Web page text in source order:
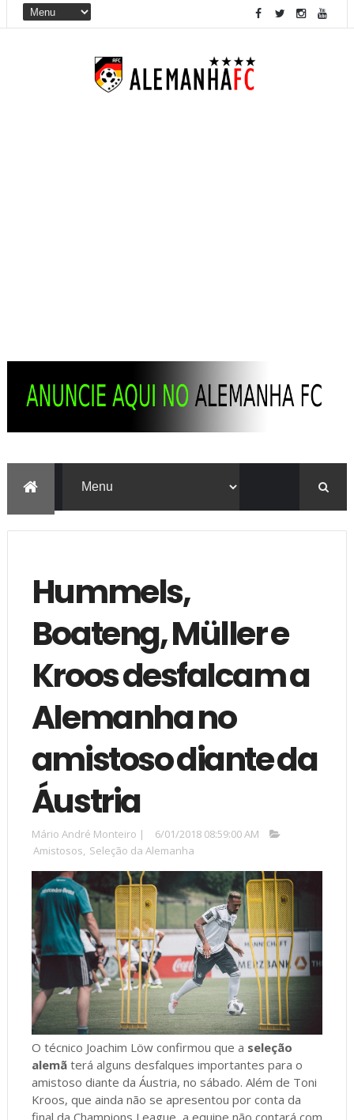
Hummels,
Boateng, Müller e
Kroos desfalcam a
Alemanha no
amistoso diante da
Áustria
Mário André Monteiro |
6/01/2018 08:59:00 AM
Amistosos, Seleção da Alemanha
O técnico Joachim Löw confirmou que a seleção
alemãterá alguns desfalques importantes para o
amistoso diante da Áustria, no sábado. Além de Toni
Kroos, que ainda não se apresentou por conta da
final da Champions League, a equipe não contará com